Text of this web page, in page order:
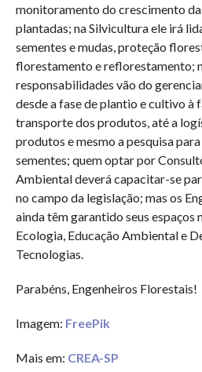
monitoramento do crescimento
plantadas; na Silvicultura ele irá
sementes e mudas, proteção
florestamento e reflorestamento;
responsabilidades vão do
desde a fase de plantio e cultivo à
transporte dos produtos, até a
produtos e mesmo a pesquisa
sementes; quem optar por
Ambiental deverá capacitar-se
no campo da legislação; mas os
ainda têm garantido seus espaços
Ecologia, Educação Ambiental e
Tecnologias.
Parabéns, Engenheiros Florestais!
Imagem: FreePik
Mais em: CREA-SP